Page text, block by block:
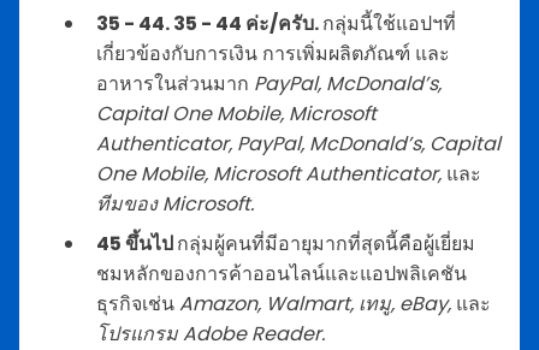
35 - 44. 35 - 44 ค่ะ/ครับ.กลุ่มนี้ใช้แอปฯที่
เกี่ยวข้องกับการเงิน การเพิ่มผลิตภัณฑ์ และ
อาหารในส่วนมาก PayPal, McDonald’s,
Capital One Mobile, Microsoft
Authenticator, PayPal, McDonald’s, Capital
One Mobile, Microsoft Authenticator, และ
ทีมของ Microsoft.
45 ขึ้นไปกลุ่มผู้คนที่มีอายุมากที่สุดนี้คือผู้เยี่ยม
ชมหลักของการค้าออนไลน์และแอปพลิเคชัน
ธุรกิจเช่นAmazon, Walmart, เทมู, eBay, และ
โปรแกรม Adobe Reader.